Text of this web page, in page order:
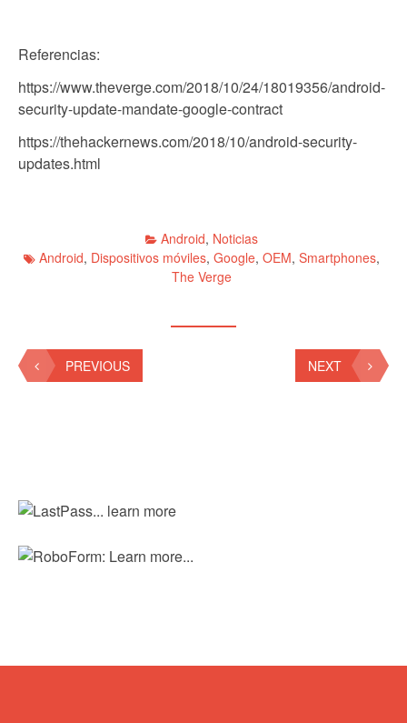
Referencias:
https://www.theverge.com/2018/10/24/18019356/android-
security-update-mandate-google-contract
https://thehackernews.com/2018/10/android-security-
updates.html
Android, Noticias
Android, Dispositivos móviles, Google, OEM, Smartphones,
The Verge
PREVIOUS NEXT